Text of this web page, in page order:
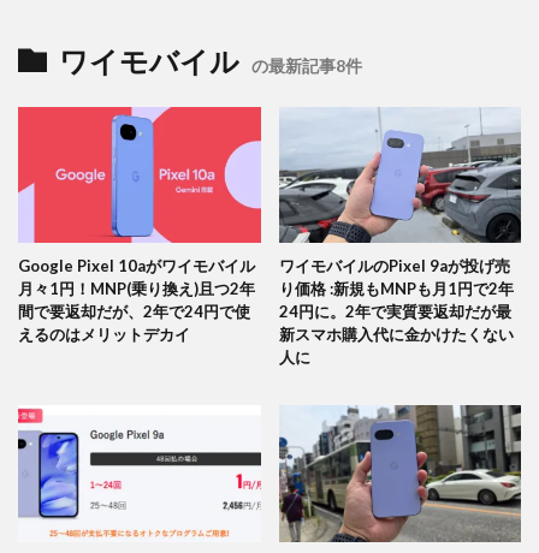
ワイモバイル の最新記事8件
Google Pixel 10aがワイモバイル
月々1円！MNP(乗り換え)且つ2年
間で要返却だが、2年で24円で使
えるのはメリットデカイ
ワイモバイルのPixel 9aが投げ売
り価格 :新規もMNPも月1円で2年
24円に。2年で実質要返却だが最
新スマホ購入代に金かけたくない
人に